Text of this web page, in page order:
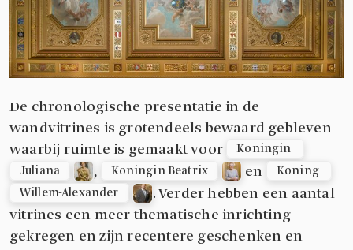
De chronologische presentatie in de
wandvitrines is grotendeels bewaard gebleven
waarbij ruimte is gemaakt voor
Koningin
Juliana
, Koningin Beatrix en
Koning
Willem-Alexander
. Verder hebben een aantal
vitrines een meer thematische inrichting
gekregen en zijn recentere geschenken en